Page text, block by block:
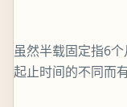
虽然半载固定指6
起止时间的不同而